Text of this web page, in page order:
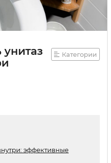
унитаз
Категории
эффективные